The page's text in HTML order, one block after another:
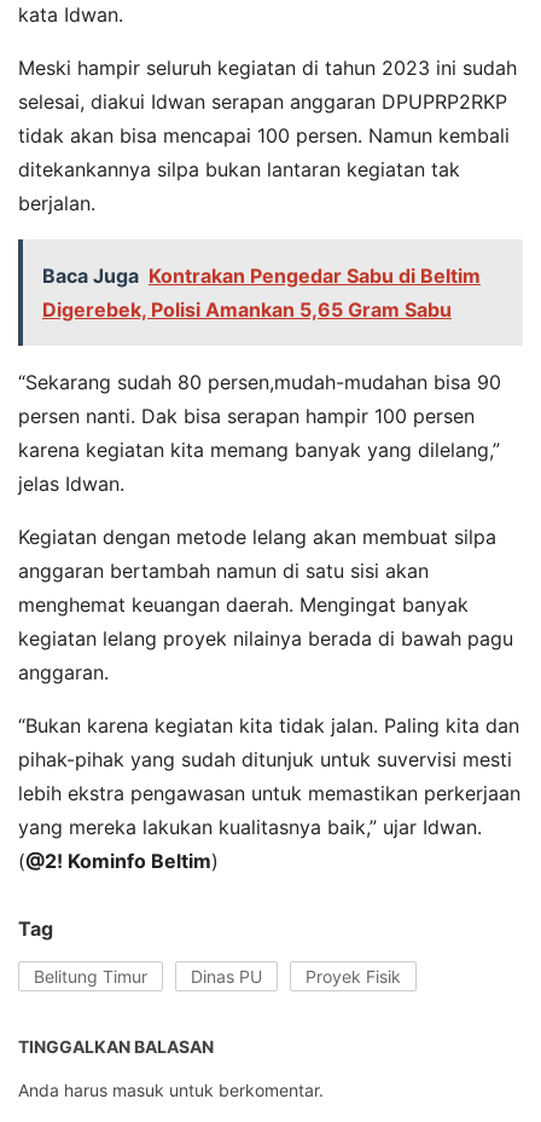
kata Idwan.
Meski hampir seluruh kegiatan di tahun 2023 ini sudah
selesai, diakui Idwan serapan anggaran DPUPRP2RKP
tidak akan bisa mencapai 100 persen. Namun kembali
ditekankannya silpa bukan lantaran kegiatan tak
berjalan.
Baca Juga Kontrakan Pengedar Sabu di Beltim
Digerebek, Polisi Amankan 5,65 Gram Sabu
“Sekarang sudah 80 persen,mudah-mudahan bisa 90
persen nanti. Dak bisa serapan hampir 100 persen
karena kegiatan kita memang banyak yang dilelang,”
jelas Idwan.
Kegiatan dengan metode lelang akan membuat silpa
anggaran bertambah namun di satu sisi akan
menghemat keuangan daerah. Mengingat banyak
kegiatan lelang proyek nilainya berada di bawah pagu
anggaran.
“Bukan karena kegiatan kita tidak jalan. Paling kita dan
pihak-pihak yang sudah ditunjuk untuk suvervisi mesti
lebih ekstra pengawasan untuk memastikan perkerjaan
yang mereka lakukan kualitasnya baik,” ujar Idwan.
(@2! Kominfo Beltim)
Tag
Belitung Timur Dinas PU Proyek Fisik
TINGGALKAN BALASAN
Anda harus masuk untuk berkomentar.